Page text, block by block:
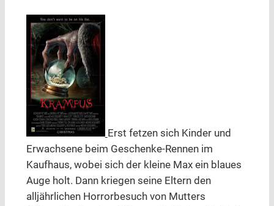
Erst fetzen sich Kinder und
Erwachsene beim Geschenke-Rennen im
Kaufhaus, wobei sich der kleine Max ein blaues
Auge holt. Dann kriegen seine Eltern den
alljährlichen Horrorbesuch von Mutters